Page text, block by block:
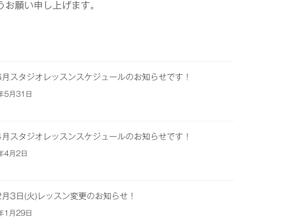
願い申し上げます。
スタジオレッスンスケジュールのお知らせです！
5月31日
スタジオレッスンスケジュールのお知らせです！
4月2日
3日(火)レッスン変更のお知らせ！
1月29日